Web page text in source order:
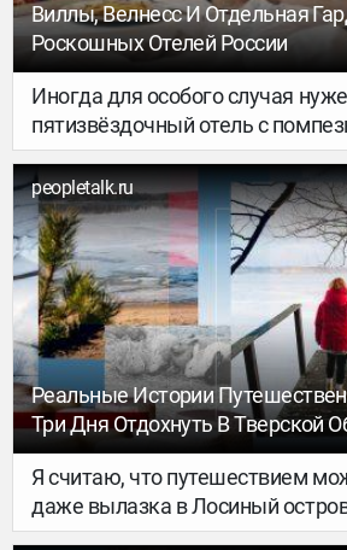
Виллы, Велнесс И Отдельная
Роскошных Отелей России
Иногда для особого случая
пятизвёздочный отель с
и безупречным сервисом. В
такой экспириенс, о котором
рассказать: «А знаешь, сняли
королевский люкс с видом на
Впрочем, можно обойтись и без
категорий — в таких
стандартные номера могут
жизнь.
peopletalk.ru
Реальные Истории
Три Дня Отдохнуть В Тверской
Я считаю, что путешествием
даже вылазка в Лосиный
основательно подготовиться,